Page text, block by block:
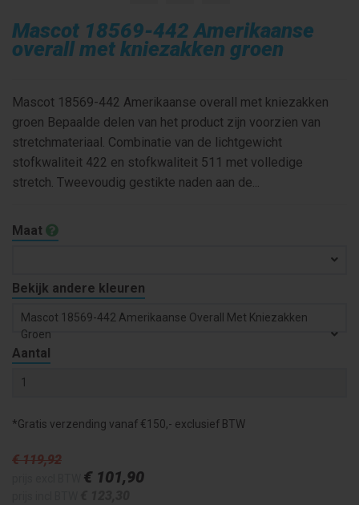
Mascot 18569-442 Amerikaanse
overall met kniezakken groen
Mascot 18569-442 Amerikaanse overall met kniezakken
groen Bepaalde delen van het product zijn voorzien van
stretchmateriaal. Combinatie van de lichtgewicht
stofkwaliteit 422 en stofkwaliteit 511 met volledige
stretch. Tweevoudig gestikte naden aan de...
Maat
Bekijk andere kleuren
Mascot 18569-442 Amerikaanse Overall Met Kniezakken
Groen
Aantal
*Gratis verzending vanaf €150,- exclusief BTW
€ 119,92
€ 101,90